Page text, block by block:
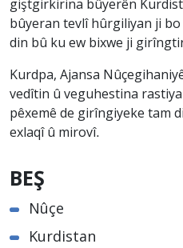
giştgirkirina bûyerên
bûyeran tevlî hûrgiliyan ji
din bû ku ew bixwe ji
Kurdpa, Ajansa
vedîtin û veguhestina
pêxemê de girîngiyeke tam
exlaqî û mirovî.
BEŞ
Nûçe
Kurdistan